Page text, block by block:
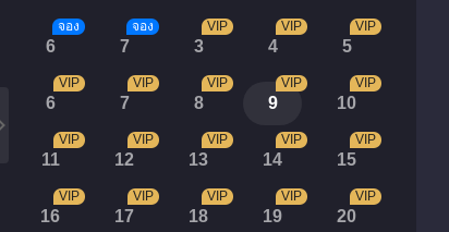
6
จอง
7
จอง
3
VIP
4
VIP
5
VIP
6
VIP
7
VIP
8
VIP
9
VIP
10
VIP
11
VIP
12
VIP
13
VIP
14
VIP
15
VIP
16
VIP
17
VIP
18
VIP
19
VIP
20
VIP